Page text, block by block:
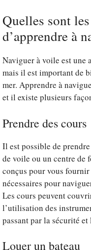
Quelles sont
d’apprendre à
Naviguer à voile est une
mais il est important de
mer. Apprendre à
et il existe plusieurs
Prendre des cours
Il est possible de
de voile ou un centre de
conçus pour vous fournir
nécessaires pour
Les cours peuvent
l’utilisation des
passant par la sécurité
Louer un bateau